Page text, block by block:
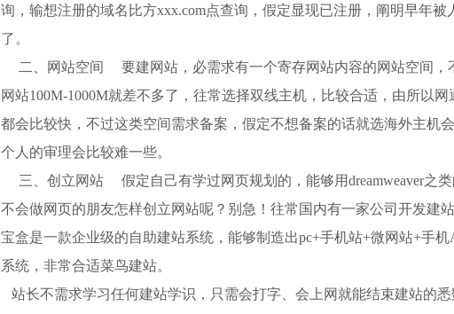
询，输想注册的域名比方xxx.com点查询，假定显现已注册，阐明早年
了。
二、网站空间 要建网站，必需求有一个寄存网站内容的网站空间，
网站100M-1000M就差不多了，往常选择双线主机，比较合适，由所以
都会比较快，不过这类空间需求备案，假定不想备案的话就选海外主机
个人的审理会比较难一些。
三、创立网站 假定自己有学过网页规划的，能够用dreamweaver之类
不会做网页的朋友怎样创立网站呢？别急！往常国内有一家公司开发建
宝盒是一款企业级的自助建站系统，能够制造出pc+手机站+微网站+手
系统，非常合适菜鸟建站。
站长不需求学习任何建站学识，只需会打字、会上网就能结束建站的